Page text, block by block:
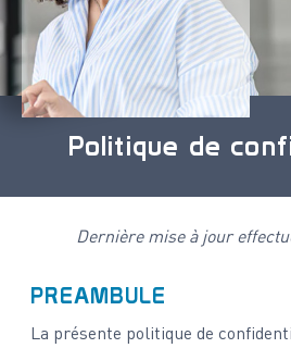
Politique de
Dernière mise à jour
PREAMBULE
La présente politique de